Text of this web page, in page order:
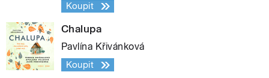
Koupit
Chalupa
Pavlína Křivánková
Koupit